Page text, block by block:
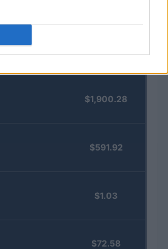
$1,900.28
$591.92
$1.03
$72.58